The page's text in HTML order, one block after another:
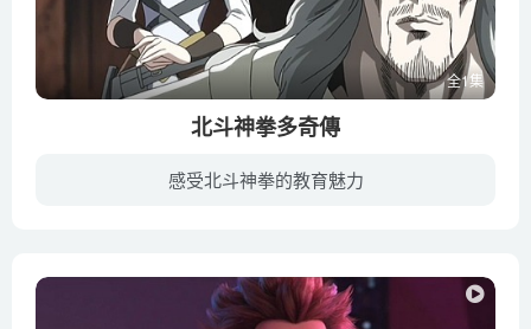
全1集
北斗神拳多奇傳
感受北斗神拳的教育魅力